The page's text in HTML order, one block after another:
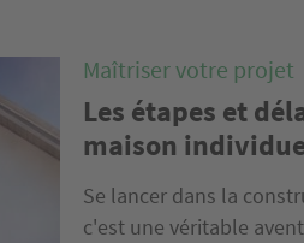
Maîtriser votre projet
Les étapes et
maison
Se lancer dans la
c'est une véritable